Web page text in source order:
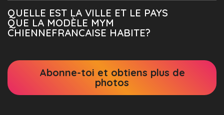
QUELLE EST LA VILLE ET LE PAYS
QUE LA MODÈLE MYM
CHIENNEFRANCAISE HABITE?
Abonne-toi et obtiens plus de
photos